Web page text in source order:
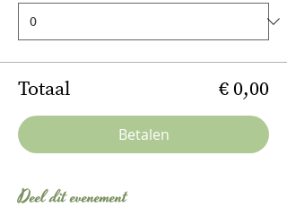
Totaal € 0,00
Betalen
Deel dit evenement